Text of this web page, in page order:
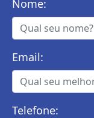
Nome:
Email:
Telefone: